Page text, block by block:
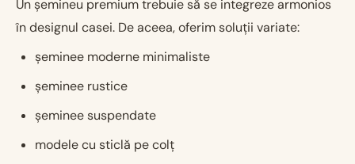
Un șemineu premium trebuie să se integreze armonios
în designul casei. De aceea, oferim soluții variate:
șeminee moderne minimaliste
șeminee rustice
șeminee suspendate
modele cu sticlă pe colț